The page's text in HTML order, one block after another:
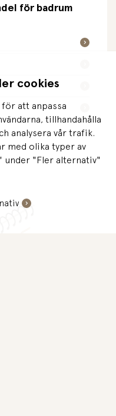
cookies
att anpassa
tillhandahålla
analysera vår trafik.
med olika typer av
under "Fler alternativ"
för badrum